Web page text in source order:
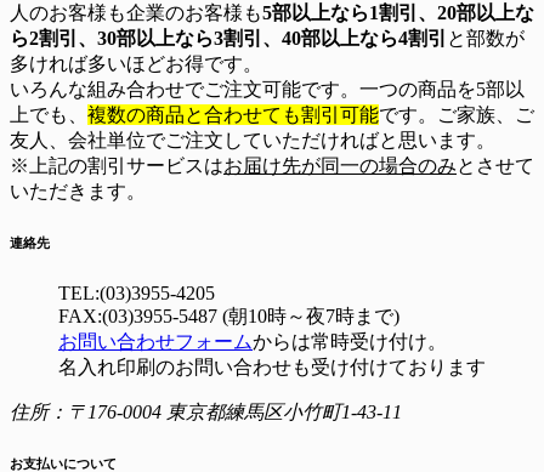
人のお客様も企業のお客様も5部以上なら1割引、20部以上な
ら2割引、30部以上なら3割引、40部以上なら4割引 と部数が
多ければ多いほどお得です。
いろんな組み合わせでご注文可能です。一つの商品を5部以
上でも、 複数の商品と合わせても割引可能です。ご家族、ご
友人、会社単位でご注文していただければと思います。
※上記の割引サービスはお届け先が同一の場合のみとさせて
いただきます。
連絡先
TEL:(03)3955-4205
FAX:(03)3955-5487 (朝10時～夜7時まで)
お問い合わせフォームからは常時受け付け。
名入れ印刷のお問い合わせも受け付けております
住所：〒176-0004 東京都練馬区小竹町1-43-11
お支払いについて